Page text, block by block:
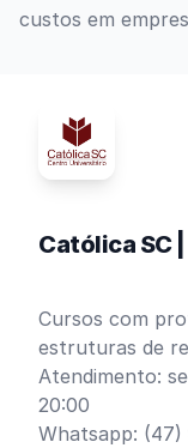
custos em
Católica SC
Cursos com
estruturas de
Atendimento:
20:00
Whatsapp: (47)